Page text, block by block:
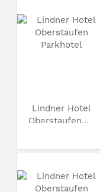
Lindner Hotel
Oberstaufen...